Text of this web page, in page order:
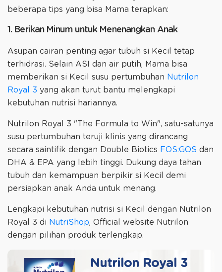
beberapa tips yang bisa Mama terapkan:
1. Berikan Minum untuk Menenangkan Anak
Asupan cairan penting agar tubuh si Kecil tetap
terhidrasi. Selain ASI dan air putih, Mama bisa
memberikan si Kecil susu pertumbuhan Nutrilon
Royal 3 yang akan turut bantu melengkapi
kebutuhan nutrisi hariannya.
Nutrilon Royal 3 "The Formula to Win", satu-satunya
susu pertumbuhan teruji klinis yang dirancang
secara saintifik dengan Double Biotics FOS:GOS dan
DHA & EPA yang lebih tinggi. Dukung daya tahan
tubuh dan kemampuan berpikir si Kecil demi
persiapkan anak Anda untuk menang.
Lengkapi kebutuhan nutrisi si Kecil dengan Nutrilon
Royal 3 di NutriShop, Official website Nutrilon
dengan pilihan produk terlengkap.
Nutrilon Royal 3